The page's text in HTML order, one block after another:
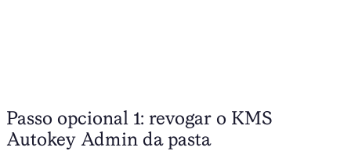
Passo opcional 1: revogar o KMS
Autokey Admin da pasta